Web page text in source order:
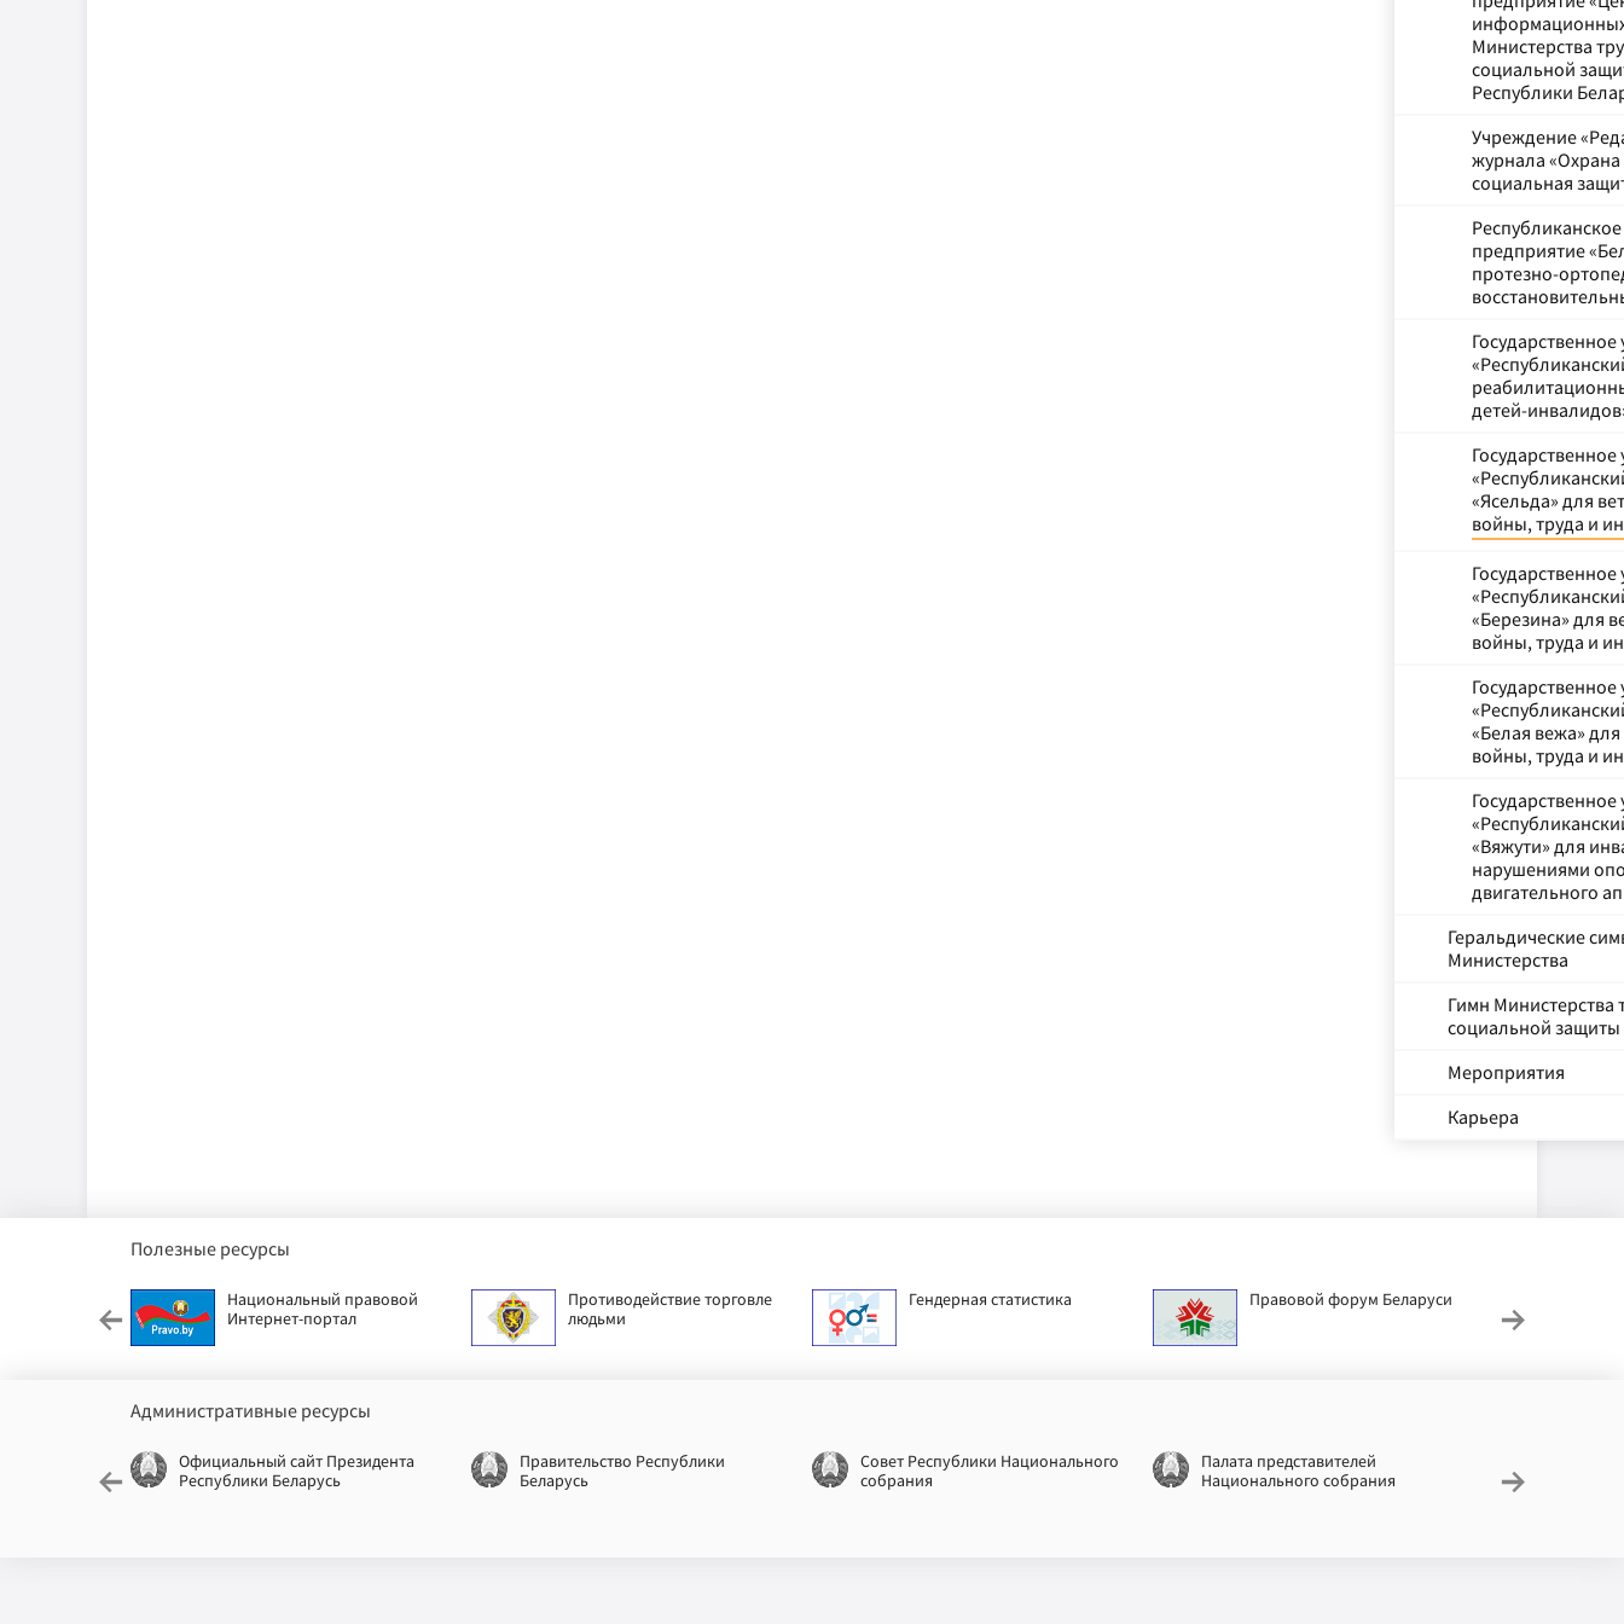
Министерства
социальной
Республики
Учреждение
журнала «Охрана
социальная
предприятие
протезно-
детей-
«Ясельда» для
войны, труда и
«Березина» для
войны, труда и
«Белая вежа»
войны, труда и
«Вяжути» для
нарушениями
двигательного
Геральдические
Министерства
Гимн Министерства
социальной защиты
Мероприятия
Карьера
Полезные ресурсы
Национальный правовой
Интернет-портал
Противодействие торговле
людьми
Гендерная статистика Правовой форум Беларуси
Административные ресурсы
Официальный сайт Президента
Республики Беларусь
Правительство Республики
Беларусь
Совет Республики Национального
собрания
Палата представителей
Национального собрания